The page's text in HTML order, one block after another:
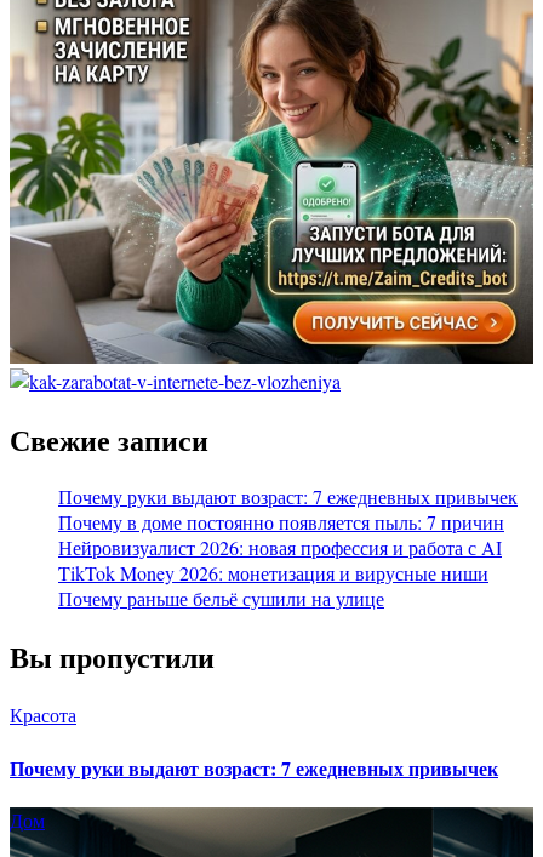
Свежие записи
Почему руки выдают возраст: 7 ежедневных привычек
Почему в доме постоянно появляется пыль: 7 причин
Нейровизуалист 2026: новая профессия и работа с AI
TikTok Money 2026: монетизация и вирусные ниши
Почему раньше бельё сушили на улице
Вы пропустили
Красота
Почему руки выдают возраст: 7 ежедневных привычек
Дом